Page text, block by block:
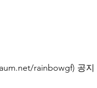
rainbowgf) 공지